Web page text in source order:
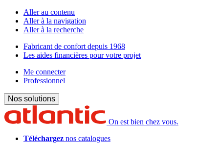
Aller au contenu
Aller à la navigation
Aller à la recherche
Fabricant de confort depuis 1968
Les aides financières pour votre projet
Me connecter
Professionnel
Nos solutions
On est bien chez vous.
Téléchargez nos catalogues